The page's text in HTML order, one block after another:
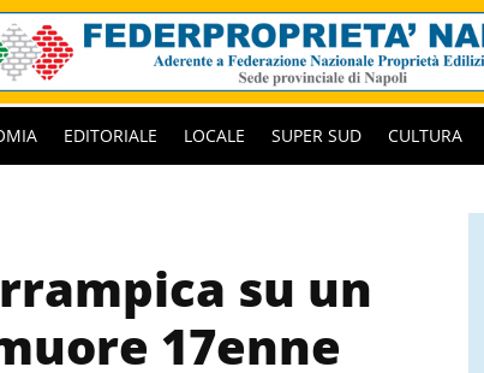
EDITORIALE LOCALE SUPER SUD CULTURA
su un
17enne